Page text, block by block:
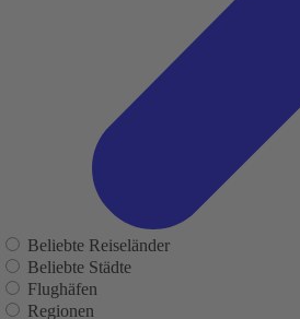
Beliebte Reiseländer
Beliebte Städte
Flughäfen
Regionen